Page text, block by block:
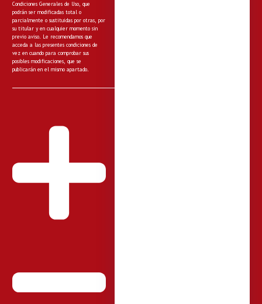
Condiciones Generales de Uso, que
podrán ser modificadas total o
parcialmente o sustituidas por otras, por
su titular y en cualquier momento sin
previo aviso. Le recomendamos que
acceda a las presentes condiciones de
vez en cuando para comprobar sus
posibles modificaciones, que se
publicarán en el mismo apartado.